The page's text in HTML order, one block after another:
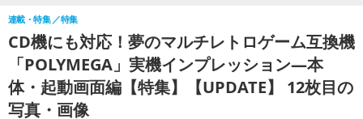
CD機にも対応！夢のマルチレトロゲーム互換機
「POLYMEGA」実機インプレッション―本
体・起動画面編【特集】【UPDATE】 12枚目の
写真・画像
連載・特集 特集